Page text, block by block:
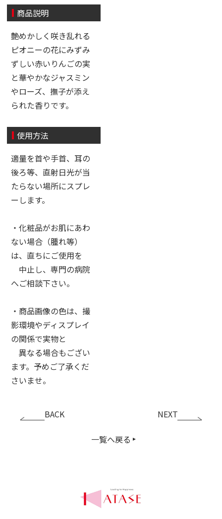
商品説明
艶めかしく咲き乱れる
ピオニーの花にみずみ
ずしい赤いりんごの実
と華やかなジャスミン
やローズ、撫子が添え
られた香りです。
使用方法
適量を首や手首、耳の
後ろ等、直射日光が当
たらない場所にスプレ
ーします。
・化粧品がお肌にあわ
ない場合（腫れ等）
は、直ちにご使用を
中止し、専門の病院
へご相談下さい。
・商品画像の色は、撮
影環境やディスプレイ
の関係で実物と
異なる場合もござい
ます。予めご了承くだ
さいませ。
BACK
一覧へ戻る
NEXT